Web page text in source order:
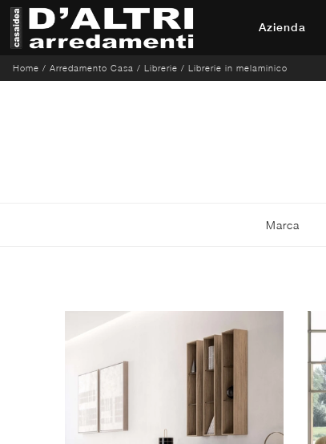
Azienda
Home / Arredamento Casa / Librerie / Librerie in melaminico
Marca